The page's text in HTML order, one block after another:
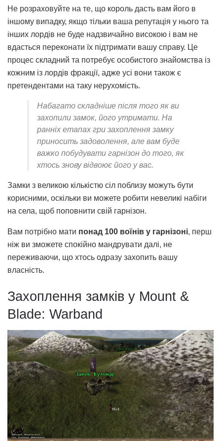
Не розраховуйте на те, що король дасть вам його в
іншому випадку, якщо тільки ваша репутація у нього та
інших лордів не буде надзвичайно високою і вам не
вдасться переконати їх підтримати вашу справу. Це
процес складний та потребує особистого знайомства із
кожним із лордів фракції, адже усі вони також є
претендентами на таку нерухомість.
Набагато складніше після того як ви
захопили замок, його утримати. На
ранніх етапах гри захоплення замку
приносить задоволення, але вам буде
важко побудувати гарнізон до того, як
хтось знову відвоює його у вас.
Замки з великою кількістю сіл поблизу можуть бути
корисними, оскільки ви можете робити невеликі набіги
на села, щоб поповнити свій гарнізон.
Вам потрібно мати понад 100 воїнів у гарнізоні, перш
ніж ви зможете спокійно мандрувати далі, не
переживаючи, що хтось одразу захопить вашу
власність.
Захоплення замків у Mount &
Blade: Warband